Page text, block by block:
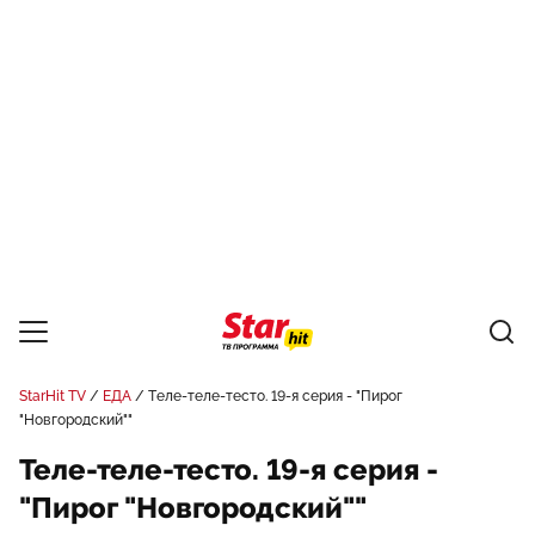
StarHit TV ЕДА
Теле-теле-тесто. 19-я серия - "Пирог
"Новгородский""
Теле-теле-тесто. 19-я серия -
"Пирог "Новгородский""